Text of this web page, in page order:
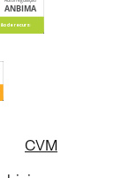
CVM